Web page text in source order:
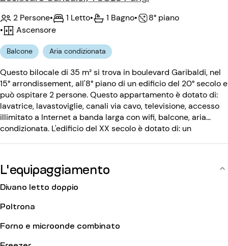
2 Persone• 1 Letto• 1 Bagno•
8° piano
•
Ascensore
Balcone Aria condizionata
Questo bilocale di 35 m² si trova in boulevard Garibaldi, nel
15° arrondissement, all'8° piano di un edificio del 20° secolo e
può ospitare 2 persone. Questo appartamento è dotato di:
lavatrice, lavastoviglie, canali via cavo, televisione, accesso
illimitato a Internet a banda larga con wifi, balcone, aria
condizionata. L'edificio del XX secolo è dotato di: un
L'equipaggiamento
Divano letto doppio
Poltrona
Forno e microonde combinato